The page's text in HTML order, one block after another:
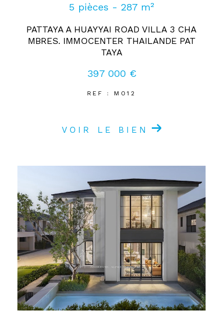
5 pièces - 287 m²
PATTAYA A HUAYYAI ROAD VILLA 3 CHA
MBRES. IMMOCENTER THAILANDE PAT
TAYA
397 000 €
REF : MO12
VOIR LE BIEN